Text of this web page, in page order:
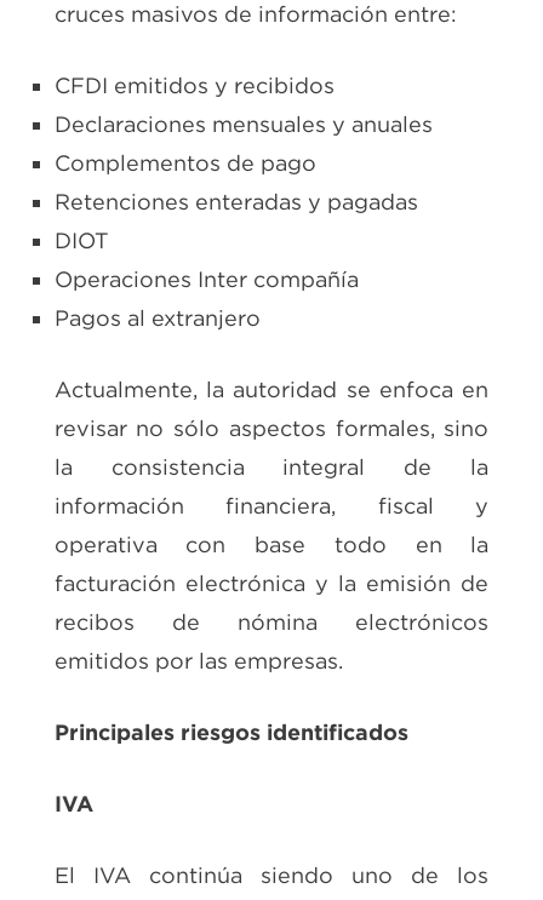
cruces masivos de información entre:
CFDI emitidos y recibidos
Declaraciones mensuales y anuales
Complementos de pago
Retenciones enteradas y pagadas
DIOT
Operaciones Inter compañía
Pagos al extranjero
Actualmente, la autoridad se enfoca en
revisar no sólo aspectos formales, sino
la consistencia integral de la
información financiera, fiscal y
operativa con base todo en la
facturación electrónica y la emisión de
recibos de nómina electrónicos
emitidos por las empresas.
Principales riesgos identificados
IVA
El IVA continúa siendo uno de los